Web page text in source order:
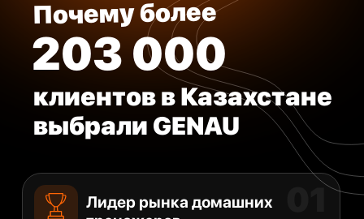
Попробуйте дорожку дома и убедитесь, что она
подходит именно вам. Возврат денег – без
лишнего стресса.
Один из шоу-румов в г.Алматы